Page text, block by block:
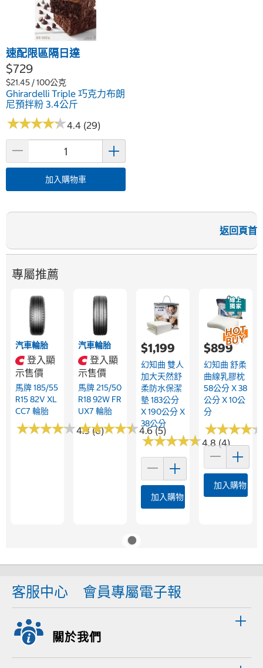
速配限區隔日達
$729
$21.45 / 100公克
Ghirardelli Triple 巧克力布朗
尼預拌粉 3.4公斤
★★★★★
★★★★★4.4 (29)
加入購物車
返回頁首
專屬推薦
汽車輪胎
登入顯
示售價
馬牌 185/55
R15 82V XL
CC7 輪胎
★★★★★
★★★★★4.3 (6)
汽車輪胎
登入顯
示售價
馬牌 215/50
R18 92W FR
UX7 輪胎
★★★★★
★★★★★4.6 (5)
$1,199
幻知曲 雙人
加大天然舒
柔防水保潔
墊 183公分
X 190公分 X
38公分
★★★★★
★★★★★4.8 (4)
加入購物車
$899
幻知曲 舒柔
曲線乳膠枕
58公分 X 38
公分 X 10公
分
★★★★
★★★★
加入購物車
客服中心 會員專屬電子報
關於我們